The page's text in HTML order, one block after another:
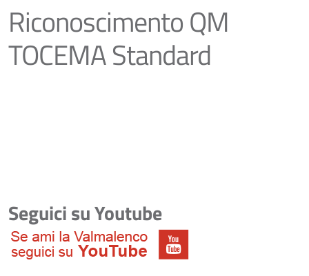
Riconoscimento QM
TOCEMA Standard
Seguici su Youtube